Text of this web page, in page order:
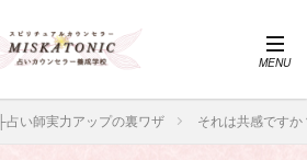
├占い師実力アップの裏ワザ それは共感です